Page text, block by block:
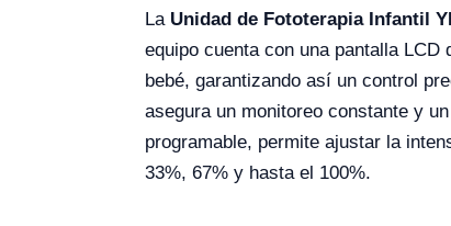
La Unidad de Fototerapia Infantil
equipo cuenta con una pantalla
bebé, garantizando así un control
asegura un monitoreo constante y
programable, permite ajustar la
33%, 67% y hasta el 100%.